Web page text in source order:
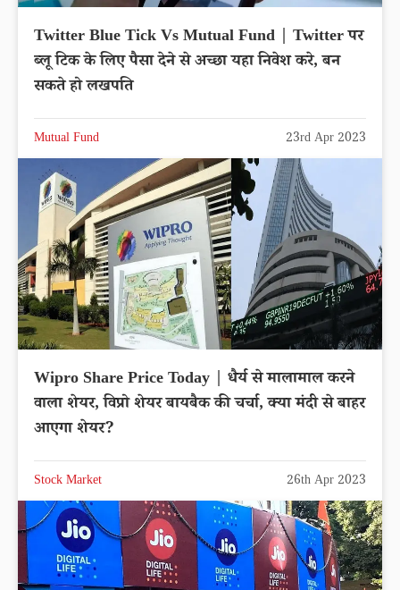
Twitter Blue Tick Vs Mutual Fund | Twitter पर
ब्लू टिक के लिए पैसा देने से अच्छा यहा निवेश करे, बन
सकते हो लखपति
Mutual Fund 23rd Apr 2023
Wipro Share Price Today | धैर्य से मालामाल करने
वाला शेयर, विप्रो शेयर बायबैक की चर्चा, क्या मंदी से बाहर
आएगा शेयर?
Stock Market 26th Apr 2023